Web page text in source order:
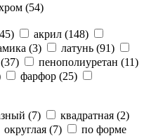
(54)
45) акрил (148)
(3) латунь (91)
37) пенополиуретан (11)
фарфор (25)
(7) квадратная (2)
округлая (7)
по форме